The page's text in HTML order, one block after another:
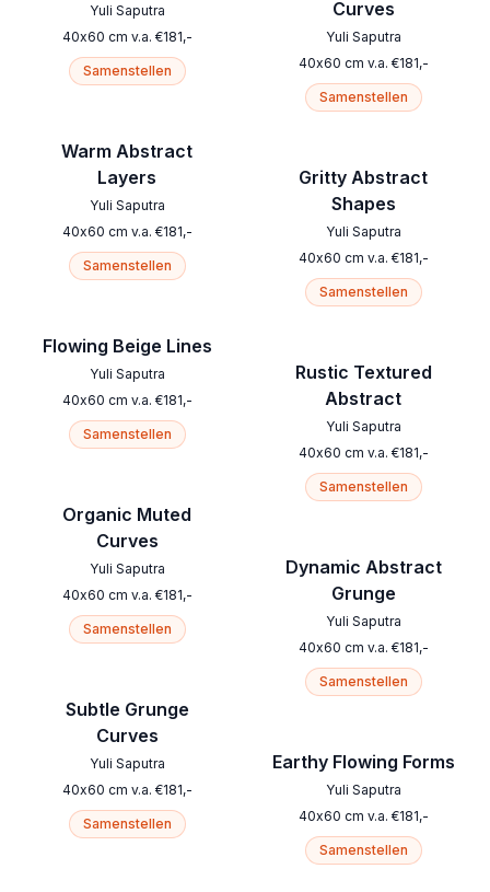
Yuli Saputra
40x60 cm v.a. €181,-
Samenstellen
Warm Abstract
Layers
Yuli Saputra
40x60 cm v.a. €181,-
Samenstellen
Flowing Beige Lines
Yuli Saputra
40x60 cm v.a. €181,-
Samenstellen
Organic Muted
Curves
Yuli Saputra
40x60 cm v.a. €181,-
Samenstellen
Subtle Grunge
Curves
Yuli Saputra
40x60 cm v.a. €181,-
Samenstellen
Curves
Yuli Saputra
40x60 cm v.a. €181,-
Samenstellen
Gritty Abstract
Shapes
Yuli Saputra
40x60 cm v.a. €181,-
Samenstellen
Rustic Textured
Abstract
Yuli Saputra
40x60 cm v.a. €181,-
Samenstellen
Dynamic Abstract
Grunge
Yuli Saputra
40x60 cm v.a. €181,-
Samenstellen
Earthy Flowing Forms
Yuli Saputra
40x60 cm v.a. €181,-
Samenstellen